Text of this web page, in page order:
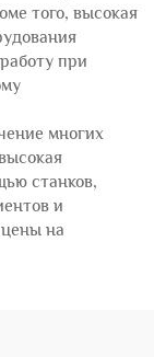
того, высокая
при
многих
станков,
и
на